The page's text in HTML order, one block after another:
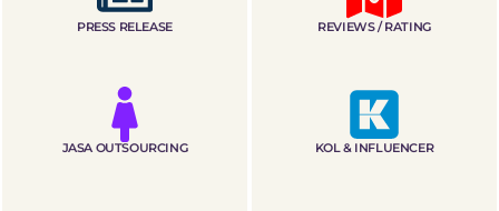
PRESS RELEASE REVIEWS / RATING
JASA OUTSOURCING KOL & INFLUENCER